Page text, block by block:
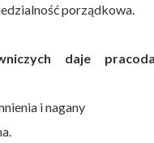
porządkowa.
daje
i nagany